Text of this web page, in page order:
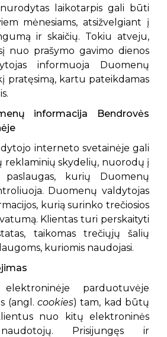
laikotarpis gali būti
mėnesiams, atsižvelgiant į
ir skaičių. Tokiu atveju,
nuo prašymo gavimo dienos
informuoja Duomenų
pratęsimą, kartu pateikdamas
informacija Bendrovės
interneto svetainėje gali
reklaminių skydelių, nuorodų į
kurių Duomenų
Duomenų valdytojas
kurią surinko trečiosios
Klientas turi perskaityti
taikomas trečiųjų šalių
kuriomis naudojasi.
parduotuvėje
(angl. cookies) tam, kad būtų
nuo kitų elektroninės
Prisijungęs ir